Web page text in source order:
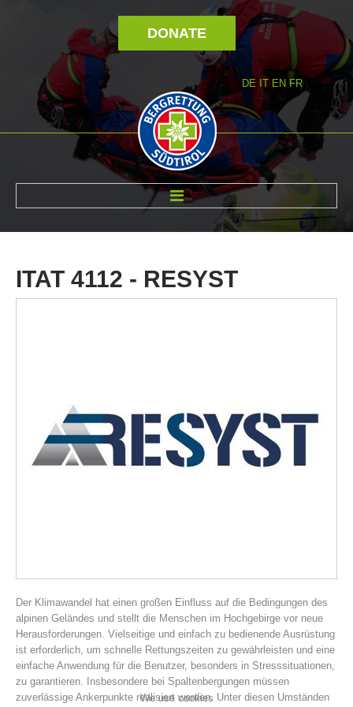
DONATE
DE IT EN FR
ITAT 4112 - RESYST
Der Klimawandel hat einen großen Einfluss auf die Bedingungen des
alpinen Geländes und stellt die Menschen im Hochgebirge vor neue
Herausforderungen. Vielseitige und einfach zu bedienende Ausrüstung
ist erforderlich, um schnelle Rettungszeiten zu gewährleisten und eine
einfache Anwendung für die Benutzer, besonders in Stresssituationen,
zu garantieren. Insbesondere bei Spaltenbergungen müssen
zuverlässige Ankerpunkte realisiert werden. Unter diesen Umständen
We use cookies